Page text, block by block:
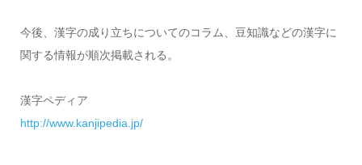
今後、漢字の成り立ちについてのコラム、豆知識などの漢字に
関する情報が順次掲載される。
漢字ペディア
http://www.kanjipedia.jp/